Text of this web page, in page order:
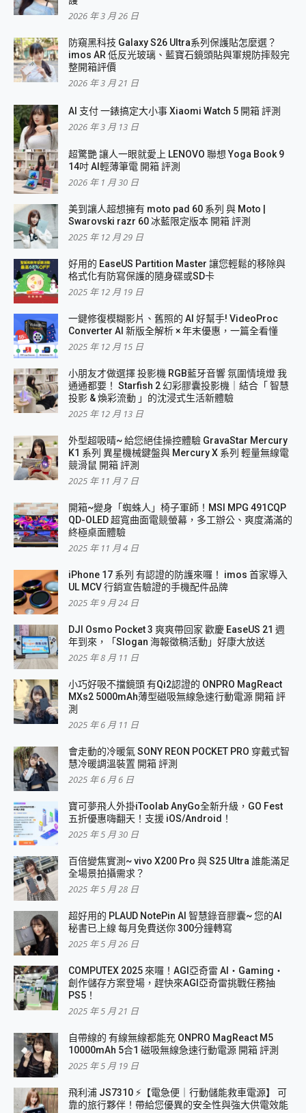
2026 年 3 月 26 日
防窺黑科技 Galaxy S26 Ultra系列保護貼怎麼選？
imos AR 低反光玻璃、藍寶石鏡頭貼與軍規防摔殼完
整開箱評價
2026 年 3 月 21 日
AI 支付 一錶搞定大小事 Xiaomi Watch 5 開箱 評測
2026 年 3 月 13 日
超驚艷 讓人一眼就愛上 LENOVO 聯想 Yoga Book 9
14吋 AI輕薄筆電 開箱 評測
2026 年 1 月 30 日
美到讓人超想擁有 moto pad 60 系列 與 Moto |
Swarovski razr 60 冰藍限定版本 開箱 評測
2025 年 12 月 29 日
好用的 EaseUS Partition Master 讓您輕鬆的移除與
格式化有防寫保護的隨身碟或SD卡
2025 年 12 月 19 日
一鍵修復模糊影片、舊照的 AI 好幫手! VideoProc
Converter AI 新版全解析 × 年末優惠，一篇全看懂
2025 年 12 月 15 日
小朋友才做選擇 投影機 RGB藍牙音響 氛圍情境燈 我
通通都要！ Starfish 2 幻彩膠囊投影機｜結合「 智慧
投影 & 煥彩流動 」的沈浸式生活新體驗
2025 年 12 月 13 日
外型超吸晴~ 給您絕佳操控體驗 GravaStar Mercury
K1 系列 異星機械鍵盤與 Mercury X 系列 輕量無線電
競滑鼠 開箱 評測
2025 年 11 月 7 日
開箱~變身「蜘蛛人」椅子軍師！MSI MPG 491CQP
QD-OLED 超寬曲面電競螢幕，多工辦公、爽度滿滿的
終極桌面體驗
2025 年 11 月 4 日
iPhone 17 系列 有認證的防護來囉！ imos 首家導入
UL MCV 行銷宣告驗證的手機配件品牌
2025 年 9 月 24 日
DJI Osmo Pocket 3 爽爽帶回家 歡慶 EaseUS 21 週
年到來，「Slogan 海報徵稿活動」好康大放送
2025 年 8 月 11 日
小巧好吸不擋鏡頭 有Qi2認證的 ONPRO MagReact
MXs2 5000mAh薄型磁吸無線急速行動電源 開箱 評
測
2025 年 6 月 11 日
會走動的冷暖氣 SONY REON POCKET PRO 穿戴式智
慧冷暖調溫裝置 開箱 評測
2025 年 6 月 6 日
寶可夢飛人外掛iToolab AnyGo全新升級，GO Fest
五折優惠嗨翻天！支援 iOS/Android！
2025 年 5 月 30 日
百倍變焦實測~ vivo X200 Pro 與 S25 Ultra 誰能滿足
全場景拍攝需求？
2025 年 5 月 28 日
超好用的 PLAUD NotePin AI 智慧錄音膠囊~ 您的AI
秘書已上線 每月免費送你 300分鐘轉寫
2025 年 5 月 26 日
COMPUTEX 2025 來囉！AGI亞奇雷 AI・Gaming・
創作儲存方案登場，趕快來AGI亞奇雷挑戰任務抽
PS5！
2025 年 5 月 21 日
自帶線的 有線無線都能充 ONPRO MagReact M5
10000mAh 5合1 磁吸無線急速行動電源 開箱 評測
2025 年 5 月 19 日
飛利浦 JS7310 ⚡【電急便｜行動儲能救車電源】 可
靠的旅行夥伴！帶給您優異的安全性與強大供電效能